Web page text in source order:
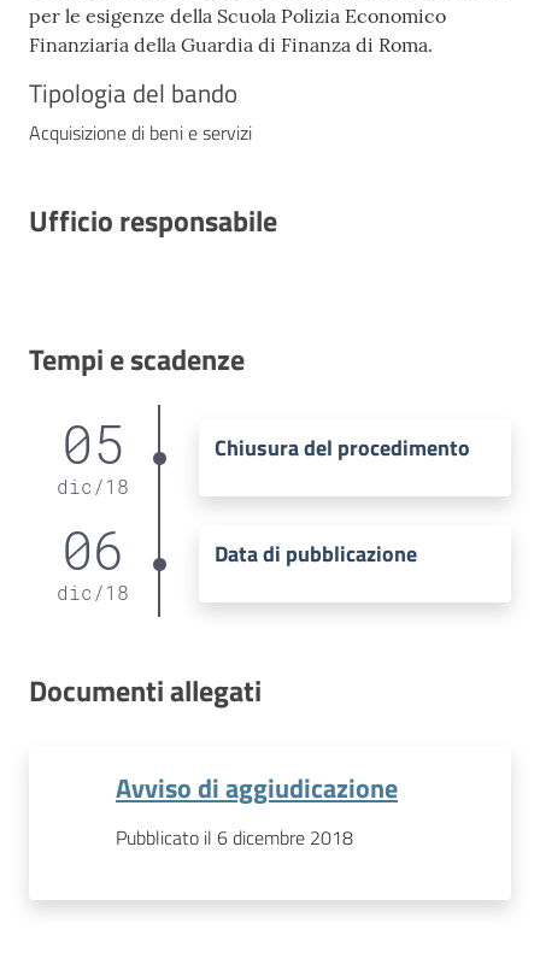
per le esigenze della Scuola Polizia Economico
Finanziaria della Guardia di Finanza di Roma.
Tipologia del bando
Acquisizione di beni e servizi
Ufficio responsabile
Tempi e scadenze
05
dic /18
Chiusura del procedimento
06
dic /18
Data di pubblicazione
Documenti allegati
Avviso di aggiudicazione
Pubblicato il 6 dicembre 2018